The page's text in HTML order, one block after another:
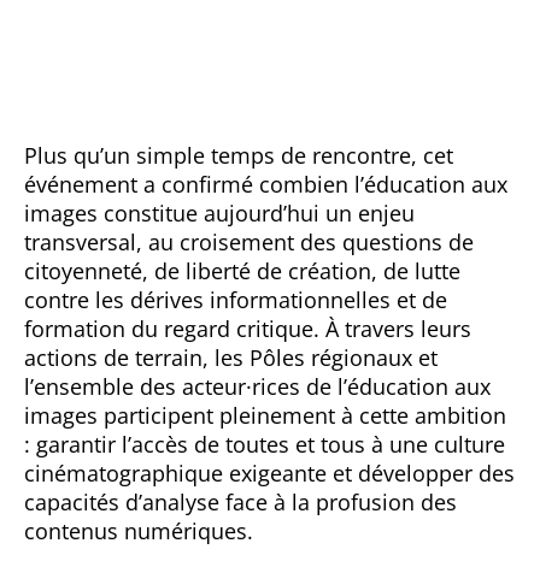
Plus qu’un simple temps de rencontre, cet
événement a confirmé combien l’éducation aux
images constitue aujourd’hui un enjeu
transversal, au croisement des questions de
citoyenneté, de liberté de création, de lutte
contre les dérives informationnelles et de
formation du regard critique. À travers leurs
actions de terrain, les Pôles régionaux et
l’ensemble des acteur·rices de l’éducation aux
images participent pleinement à cette ambition
: garantir l’accès de toutes et tous à une culture
cinématographique exigeante et développer des
capacités d’analyse face à la profusion des
contenus numériques.